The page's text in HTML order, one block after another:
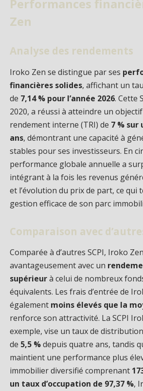
Performances
Zen
Analyse des rendements
Iroko Zen se distingue par ses
financières solides, affichant un
de 7,14 % pour l’année 2026. Cette
2020, a réussi à atteindre un
rendement interne (TRI) de 7 % sur
ans, démontrant une capacité à
stables pour ses investisseurs. En
performance globale annuelle a
intégrant à la fois les revenus
et l’évolution du prix de part, ce qui
gestion efficace de son parc
Comparaison avec
Comparée à d’autres SCPI, Iroko
avantageusement avec un
supérieurà celui de nombreux
équivalents. Les frais d’entrée de
également moins élevés que la
renforce son attractivité. La SCPI
exemple, vise un taux de
de 5,5 %depuis quatre ans, tandis
maintient une performance plus
immobilier diversifié comprenant
un taux d’occupation de 97,37 %,